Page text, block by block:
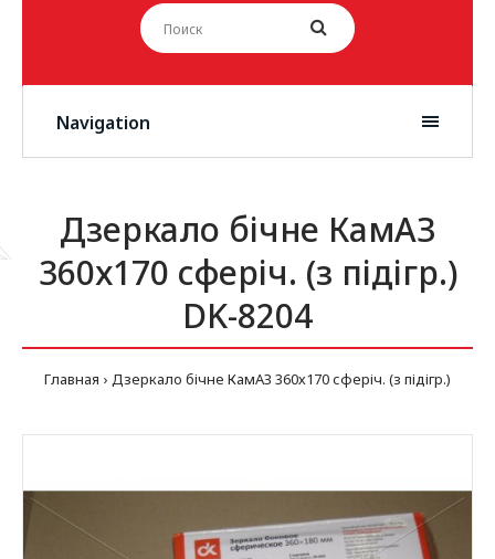
Navigation
Дзеркало бічне КамАЗ
360х170 сферіч. (з підігр.)
DK-8204
Главная Дзеркало бічне КамАЗ 360х170 сферіч. (з підігр.)